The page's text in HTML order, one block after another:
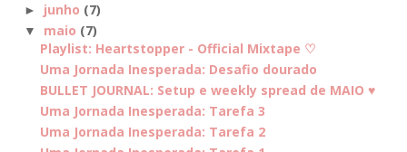
► junho (7)
▼ maio (7)
Playlist: Heartstopper - Official Mixtape ♡
Uma Jornada Inesperada: Desafio dourado
BULLET JOURNAL: Setup e weekly spread de MAIO ♥
Uma Jornada Inesperada: Tarefa 3
Uma Jornada Inesperada: Tarefa 2